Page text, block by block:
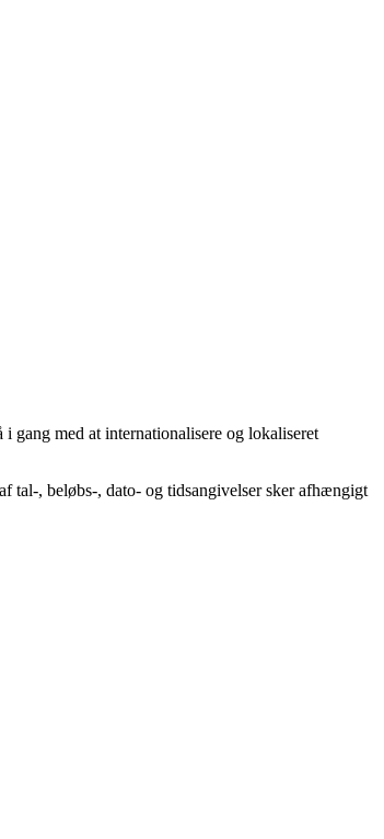
gang med at internationalisere og lokaliseret
tal-, beløbs-, dato- og tidsangivelser sker afhængigt